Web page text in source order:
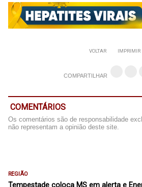
VOLTAR IMPRIMIR
COMPARTILHAR
COMENTÁRIOS
Os comentários são de responsabilidade
não representam a opinião deste site.
REGIÃO